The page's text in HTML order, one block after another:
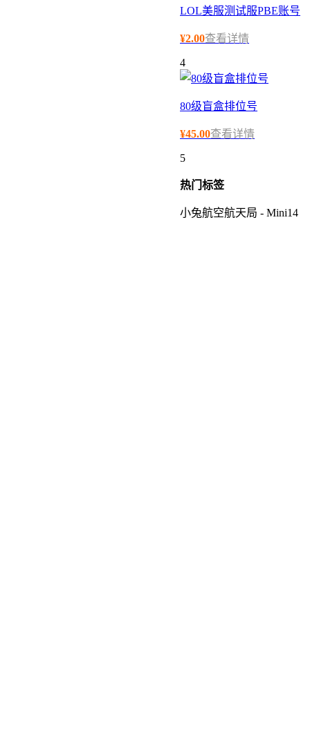
LOL美服测试服PBE账号
¥2.00查看详情
4
80级盲盒排位号
¥45.00查看详情
5
热门 标签
小兔航空航天局 - Mini14